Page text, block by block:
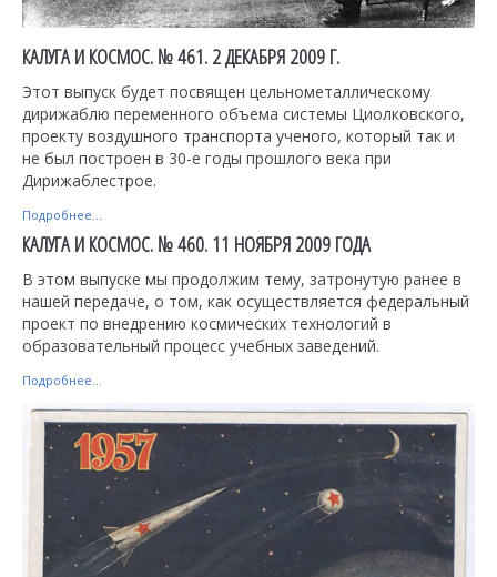
КАЛУГА И КОСМОС. № 461. 2 ДЕКАБРЯ 2009 Г.
Этот выпуск будет посвящен цельнометаллическому
дирижаблю переменного объема системы Циолковского,
проекту воздушного транспорта ученого, который так и
не был построен в 30-е годы прошлого века при
Дирижаблестрое.
Подробнее...
КАЛУГА И КОСМОС. № 460. 11 НОЯБРЯ 2009 ГОДА
В этом выпуске мы продолжим тему, затронутую ранее в
нашей передаче, о том, как осуществляется федеральный
проект по внедрению космических технологий в
образовательный процесс учебных заведений.
Подробнее...